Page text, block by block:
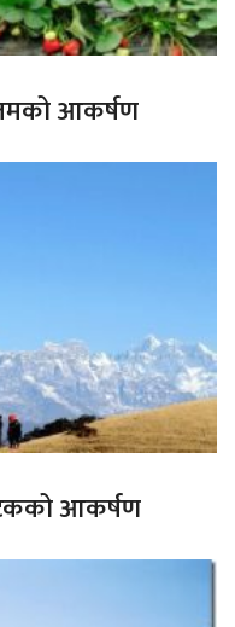
आकर्षण
आकर्षण